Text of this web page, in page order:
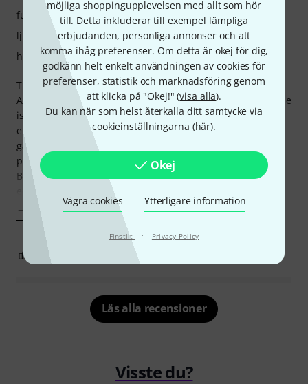
möjliga shoppingupplevelsen med allt som hör
till. Detta inkluderar till exempel lämpliga
erbjudanden, personliga annonser och att
komma ihåg preferenser. Om detta är okej för dig,
godkänn helt enkelt användningen av cookies för
preferenser, statistik och marknadsföring genom
att klicka på "Okej!" (visa alla).
Du kan när som helst återkalla ditt samtycke via
cookieinställningarna (här).
Okej
Vägra cookies Ytterligare information
Finstilt · Privacy Policy
The most impressive aspect: very high SPL
Another very impressive aspect: very little background-noise
is picked up. So very good for studio's in a noisy
environment. But you have to have a preamp with high
gain. I used the Focusrite ISA828 on this, so that was no
problem.
But the overall sound disappointed me. I had to do a lot of
eq-ing to get this mic
Visa mer
funktioner
ljud
hantverkskvalitet
ANMÄL RECENSION
Läs alla recensioner
Visste du?